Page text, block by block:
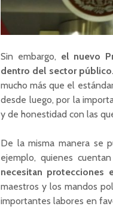
Sin embargo, el nuevo
dentro del sector público.
mucho más que el
desde luego, por la
y de honestidad con las
De la misma manera se
ejemplo, quienes
necesitan protecciones
maestros y los mandos
importantes labores en